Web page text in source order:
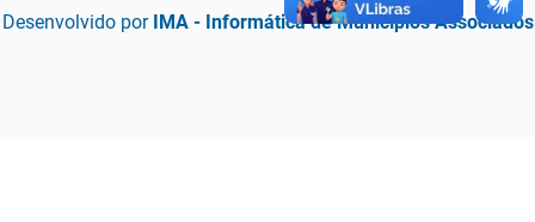
Desenvolvido por IMA - Informática de Municípios Associados